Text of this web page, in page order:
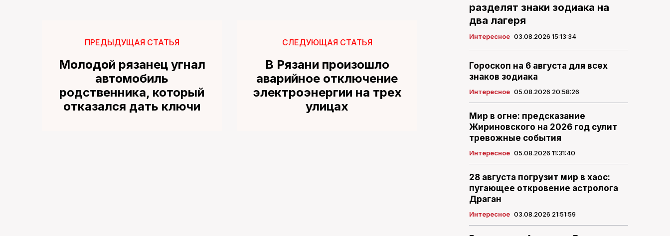
ПРЕДЫДУЩАЯ СТАТЬЯ
Молодой рязанец угнал
автомобиль
родственника, который
отказался дать ключи
СЛЕДУЮЩАЯ СТАТЬЯ
В Рязани произошло
аварийное отключение
электроэнергии на трех
улицах
разделят знаки зодиака на
два лагеря
Интересное 03.08.2026 15:13:34
Гороскоп на 6 августа для всех
знаков зодиака
Интересное 05.08.2026 20:58:26
Мир в огне: предсказание
Жириновского на 2026 год сулит
тревожные события
Интересное 05.08.2026 11:31:40
28 августа погрузит мир в хаос:
пугающее откровение астролога
Драган
Интересное 03.08.2026 21:51:59